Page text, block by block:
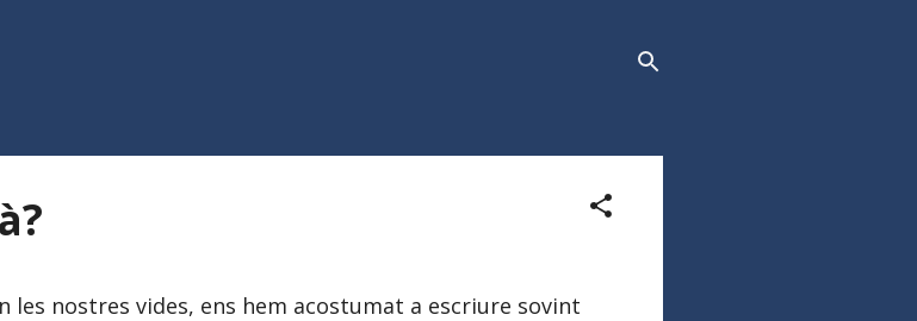
les nostres vides, ens hem acostumat a escriure sovint